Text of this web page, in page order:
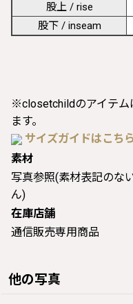
股上 / rise
股下 / inseam
※closetchildのアイテム
ます。
サイズガイドはこちら
素材
写真参照(素材表記のな
ん)
在庫店舗
通信販売専用商品
他の写真